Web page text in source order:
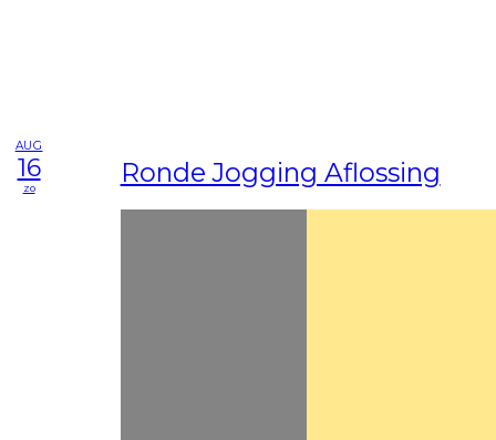
AUG
16
zo Ronde Jogging Aflossing